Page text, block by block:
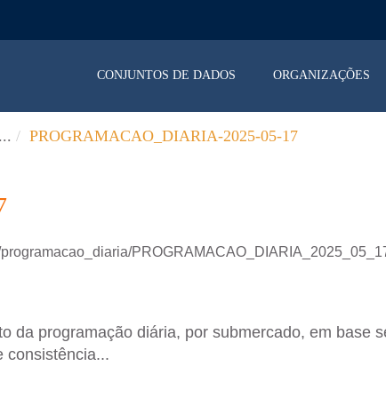
CONJUNTOS DE DADOS ORGANIZAÇÕES
PROGRAMACAO_DIARIA-2025-05-17
da programação diária, por submercado, em base
consistência...